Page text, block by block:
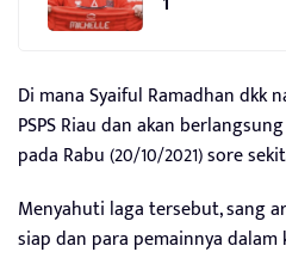
Di mana Syaiful Ramadhan dkk
PSPS Riau dan akan
pada Rabu (20/10/2021) sore
Menyahuti laga tersebut, sang
siap dan para pemainnya dalam